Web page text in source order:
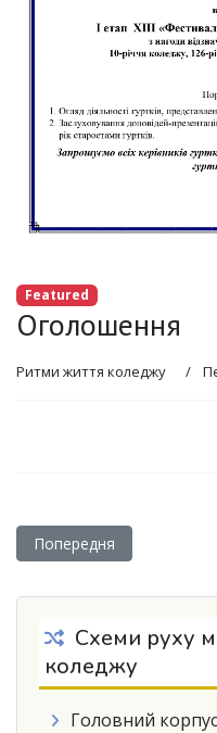
Featured
Оголошення
Ритми життя коледжу
Попередня стаття:
Попередня
Схеми руху
коледжу
Головний